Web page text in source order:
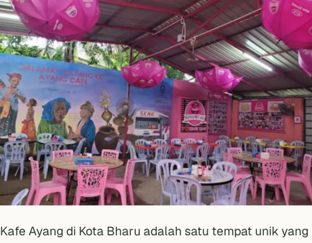
Kafe Ayang di Kota Bharu adalah satu tempat unik yang